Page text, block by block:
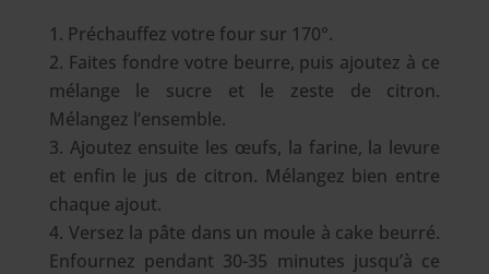
Préchauffez votre four sur 170°.
Faites fondre votre beurre, puis ajoutez à ce
mélange le sucre et le zeste de citron.
Mélangez l’ensemble.
Ajoutez ensuite les œufs, la farine, la levure
et enfin le jus de citron. Mélangez bien entre
chaque ajout.
Versez la pâte dans un moule à cake beurré.
Enfournez pendant 30-35 minutes jusqu’à ce